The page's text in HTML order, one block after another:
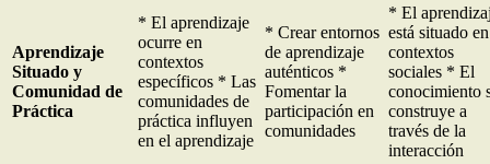
Aprendizaje
Situado y
Comunidad de
Práctica
* El aprendizaje
ocurre en
contextos
específicos * Las
comunidades de
práctica influyen
en el aprendizaje
* Crear entornos
de aprendizaje
auténticos *
Fomentar la
participación en
comunidades
* El
está situado en
contextos
sociales * El
conocimiento
construye a
través de la
interacción